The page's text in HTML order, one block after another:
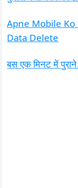
Apne Mobile Ko
Data Delete
बस एक मिनट में पुराने